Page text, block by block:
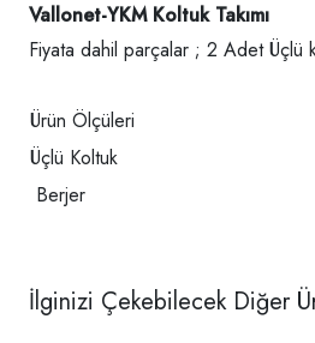
Vallonet-YKM Koltuk Takımı
Fiyata dahil parçalar ; 2 Adet Üçlü
Ürün Ölçüleri
Üçlü Koltuk
Berjer
İlginizi Çekebilecek Diğer